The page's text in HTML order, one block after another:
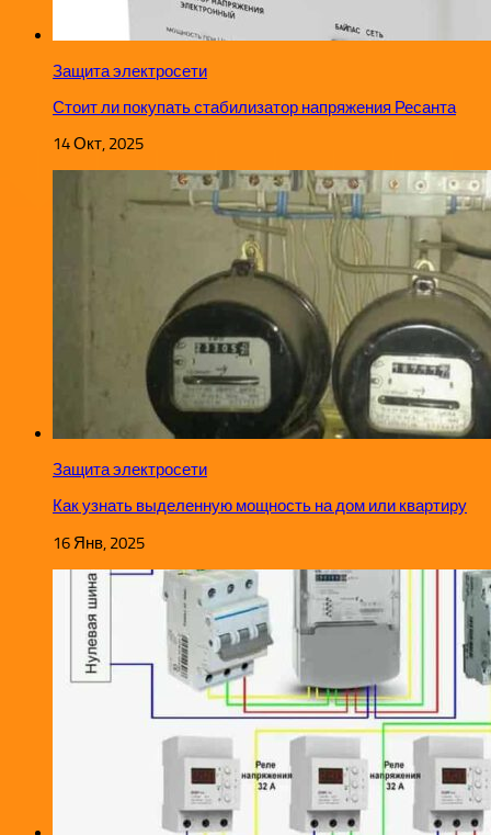
Защита электросети
Стоит ли покупать стабилизатор напряжения Ресанта
14 Окт, 2025
Защита электросети
Как узнать выделенную мощность на дом или квартиру
16 Янв, 2025